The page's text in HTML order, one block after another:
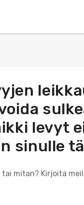
levyt
sinulle
mitan? Kirjoita